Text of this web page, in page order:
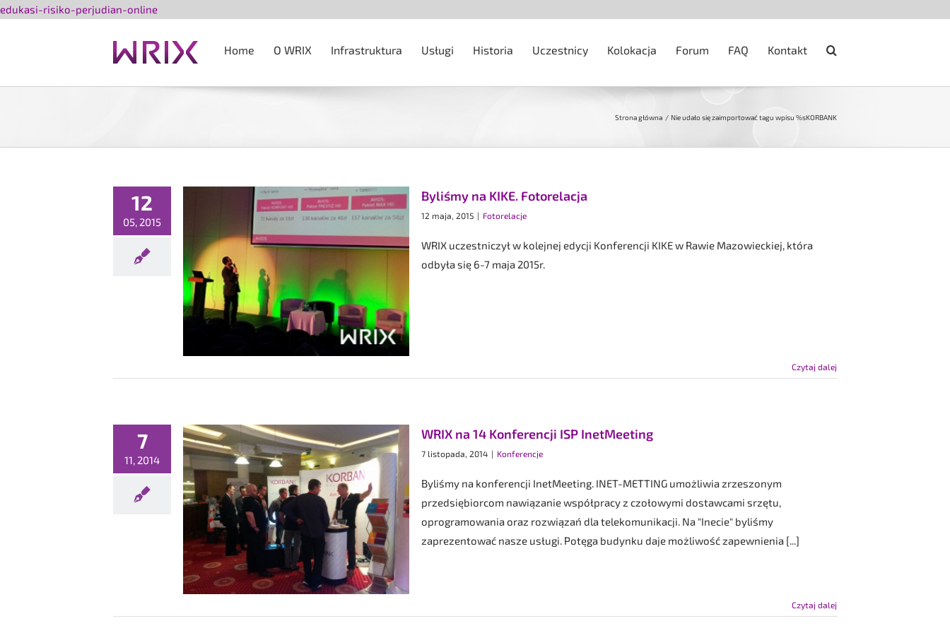
edukasi-risiko-perjudian-onlinePrzejdź
zawartości
Home O WRIX Infrastruktura Usługi Historia Uczestnicy Kolokacja Forum FAQ Kontakt
Strona główna Nie udało się zaimportować tagu wpisu %sKORBANK
12
05, 2015
Byliśmy na KIKE. Fotorelacja
12 maja, 2015 | Fotorelacje
WRIX uczestniczył w kolejnej edycji Konferencji KIKE w Rawie Mazowieckiej, która
odbyła się 6-7 maja 2015r.
Czytaj dalej
7
11, 2014
WRIX na 14 Konferencji ISP InetMeeting
7 listopada, 2014 | Konferencje
Byliśmy na konferencji InetMeeting. INET-METTING umożliwia zrzeszonym
przedsiębiorcom nawiązanie współpracy z czołowymi dostawcami srzętu,
oprogramowania oraz rozwiązań dla telekomunikacji. Na "Inecie" byliśmy
zaprezentować nasze usługi. Potęga budynku daje możliwość zapewnienia [...]
Czytaj dalej